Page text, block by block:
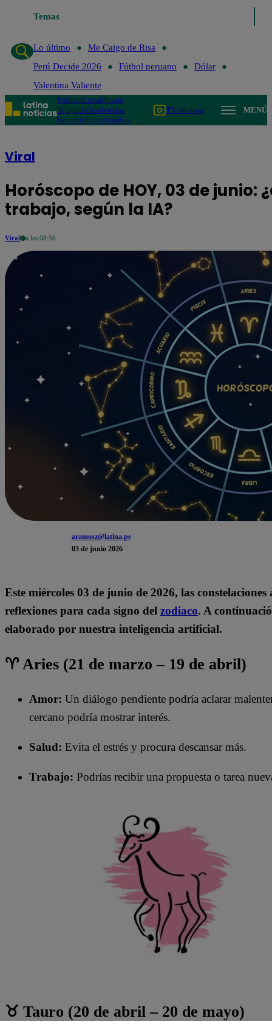
Temas
Lo último
Me Caigo de Risa
Perú Decide 2026
Fútbol peruano
Dólar
Valentina Valiente
PolíticaLimaMundo
Te ayudoTendencias
DeportesEspectáculos
TV en vivo MENÚ
Viral
Horóscopo de HOY, 03 de junio:
trabajo, según la IA?
Viral a las 08:50
aramosz@latina.pe
03 de junio 2026
Este miércoles 03 de junio de 2026, las
reflexiones para cada signo del zodiaco. A
elaborado por nuestra inteligencia artificial.
♈ Aries (21 de marzo – 19 de abril)
Amor: Un diálogo pendiente podría aclarar
cercano podría mostrar interés.
Salud: Evita el estrés y procura descansar más.
Trabajo: Podrías recibir una propuesta o tarea
♉ Tauro (20 de abril – 20 de mayo)